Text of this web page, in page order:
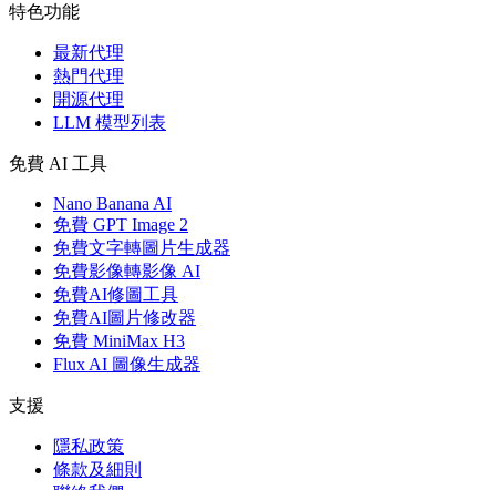
特色功能
最新代理
熱門代理
開源代理
LLM 模型列表
免費 AI 工具
Nano Banana AI
免費 GPT Image 2
免費文字轉圖片生成器
免費影像轉影像 AI
免費AI修圖工具
免費AI圖片修改器
免費 MiniMax H3
Flux AI 圖像生成器
支援
隱私政策
條款及細則